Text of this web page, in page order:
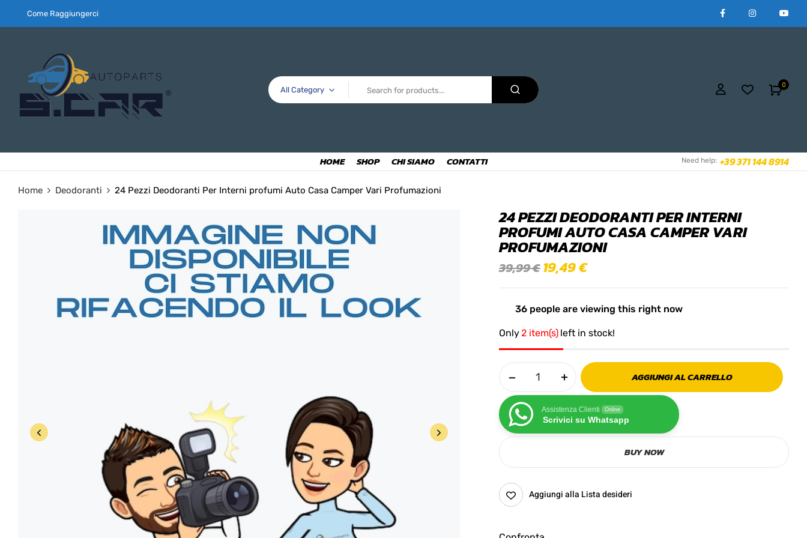
Come Raggiungerci
All Category
0
HOME SHOP CHI SIAMO CONTATTI Need help: +39 371 144 8914
Home Deodoranti 24 Pezzi Deodoranti Per Interni profumi Auto Casa Camper Vari Profumazioni
24 PEZZI DEODORANTI PER INTERNI
PROFUMI AUTO CASA CAMPER VARI
PROFUMAZIONI
39,99€19,49€
36 people are viewing this right now
Only2 item(s) left in stock!
AGGIUNGI AL CARRELLO
Assistenza Clienti Online
Scrivici su Whatsapp
BUY NOW
Aggiungi alla Lista desideri